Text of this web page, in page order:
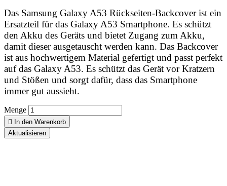
Das Samsung Galaxy A53 Rückseiten-Backcover ist ein
Ersatzteil für das Galaxy A53 Smartphone. Es schützt
den Akku des Geräts und bietet Zugang zum Akku,
damit dieser ausgetauscht werden kann. Das Backcover
ist aus hochwertigem Material gefertigt und passt perfekt
auf das Galaxy A53. Es schützt das Gerät vor Kratzern
und Stößen und sorgt dafür, dass das Smartphone
immer gut aussieht.
Menge
 In den Warenkorb